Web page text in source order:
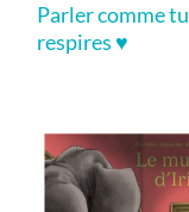
Parler comme tu
respires ♥